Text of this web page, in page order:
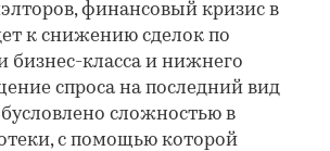
финансовый кризис в
к снижению сделок по
бизнес-класса и нижнего
спроса на последний вид
сложностью в
с помощью которой